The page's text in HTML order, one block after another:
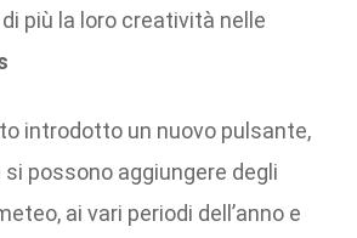
più la loro creatività nelle
introdotto un nuovo pulsante,
possono aggiungere degli
ai vari periodi dell’anno e